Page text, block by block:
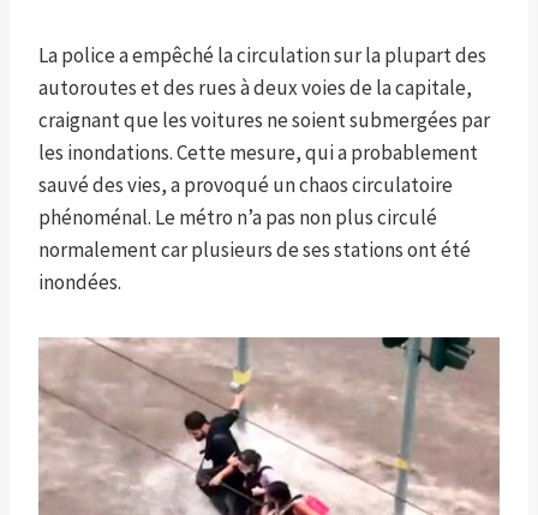
La police a empêché la circulation sur la plupart des
autoroutes et des rues à deux voies de la capitale,
craignant que les voitures ne soient submergées par
les inondations. Cette mesure, qui a probablement
sauvé des vies, a provoqué un chaos circulatoire
phénoménal. Le métro n’a pas non plus circulé
normalement car plusieurs de ses stations ont été
inondées.